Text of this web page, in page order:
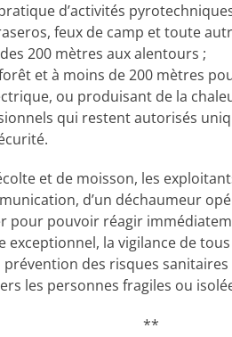
d’activités
feux de camp et toute
200 mètres aux alentours ;
et à moins de 200 mètres
ou produisant de la
qui restent autorisés
et de moisson, les
d’un déchaumeur
pour pouvoir réagir
exceptionnel, la vigilance de
des risques
les personnes fragiles ou
**